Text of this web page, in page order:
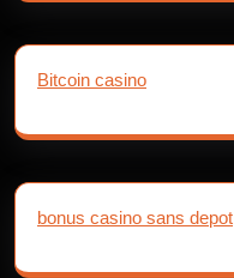
Bitcoin casino
bonus casino sans depot